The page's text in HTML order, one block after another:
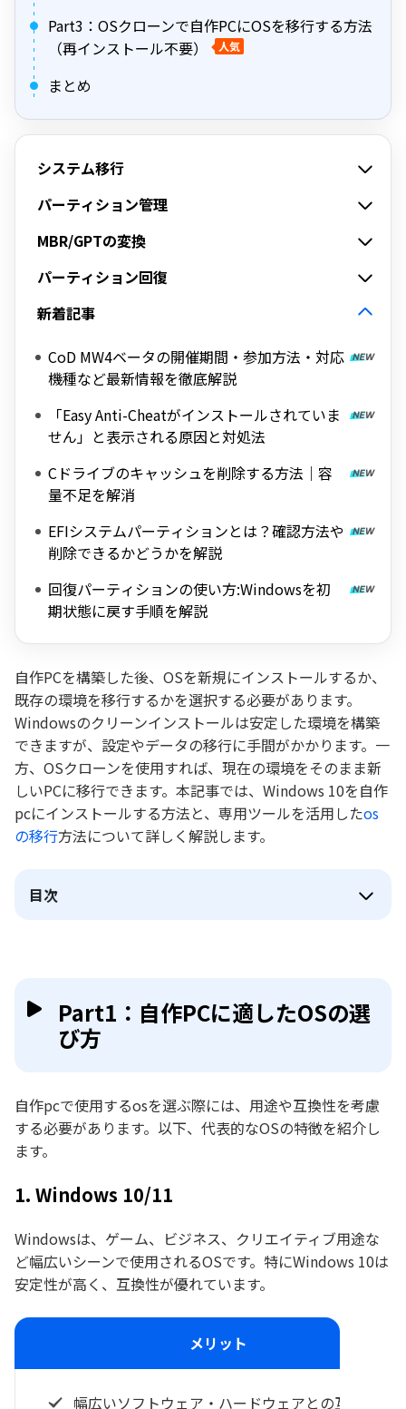
Part3：OSクローンで自作PCにOSを移行する方法
（再インストール不要）
人気
まとめ
システム移行
パーティション管理
MBR/GPTの変換
パーティション回復
新着記事
CoD MW4ベータの開催期間・参加方法・対応
機種など最新情報を徹底解説
「Easy Anti-Cheatがインストールされていま
せん」と表示される原因と対処法
Cドライブのキャッシュを削除する方法｜容
量不足を解消
EFIシステムパーティションとは？確認方法や
削除できるかどうかを解説
回復パーティションの使い方:Windowsを初
期状態に戻す手順を解説
自作PCを構築した後、OSを新規にインストールするか、
既存の環境を移行するかを選択する必要があります。
Windowsのクリーンインストールは安定した環境を構築
できますが、設定やデータの移行に手間がかかります。一
方、OSクローンを使用すれば、現在の環境をそのまま新
しいPCに移行できます。本記事では、Windows 10を自作
pcにインストールする方法と、専用ツールを活用したos
の移行方法について詳しく解説します。
目次
Part1：自作PCに適したOSの選
び方
自作pcで使用するosを選ぶ際には、用途や互換性を考慮
する必要があります。以下、代表的なOSの特徴を紹介し
ます。
1. Windows 10/11
Windowsは、ゲーム、ビジネス、クリエイティブ用途な
ど幅広いシーンで使用されるOSです。特にWindows 10は
安定性が高く、互換性が優れています。
メリット
幅広いソフトウェア・ハードウェアとの互換性